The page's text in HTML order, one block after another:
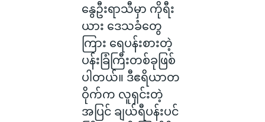
နွေဦးရာသီမှာ ကိုရီး
ယား ဒေသခံတွေ
ကြား ရေပန်းစားတဲ့
ပန်းခြံကြီးတစ်ခုဖြစ်
ပါတယ်။ ဒီဧရိယာတ
ဝိုက်က လူရှင်းတဲ့
အပြင် ချယ်ရီပန်းပင်